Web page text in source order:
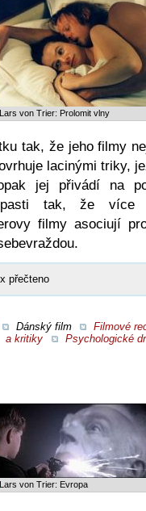
Lars von Trier: Prolomit vlny
tak, že jeho filmy
lacinými triky,
jej přivádí na
tak, že více
filmy asociují
přečteno
Dánský film
Filmové
a kritiky
Psychologické
Lars von Trier: Evropa